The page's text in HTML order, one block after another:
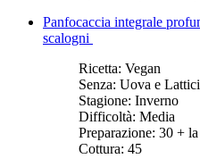
Panfocaccia integrale
scalogni
Ricetta: Vegan
Senza: Uova e
Stagione: Inverno
Difficoltà: Media
Preparazione: 30 +
Cottura: 45